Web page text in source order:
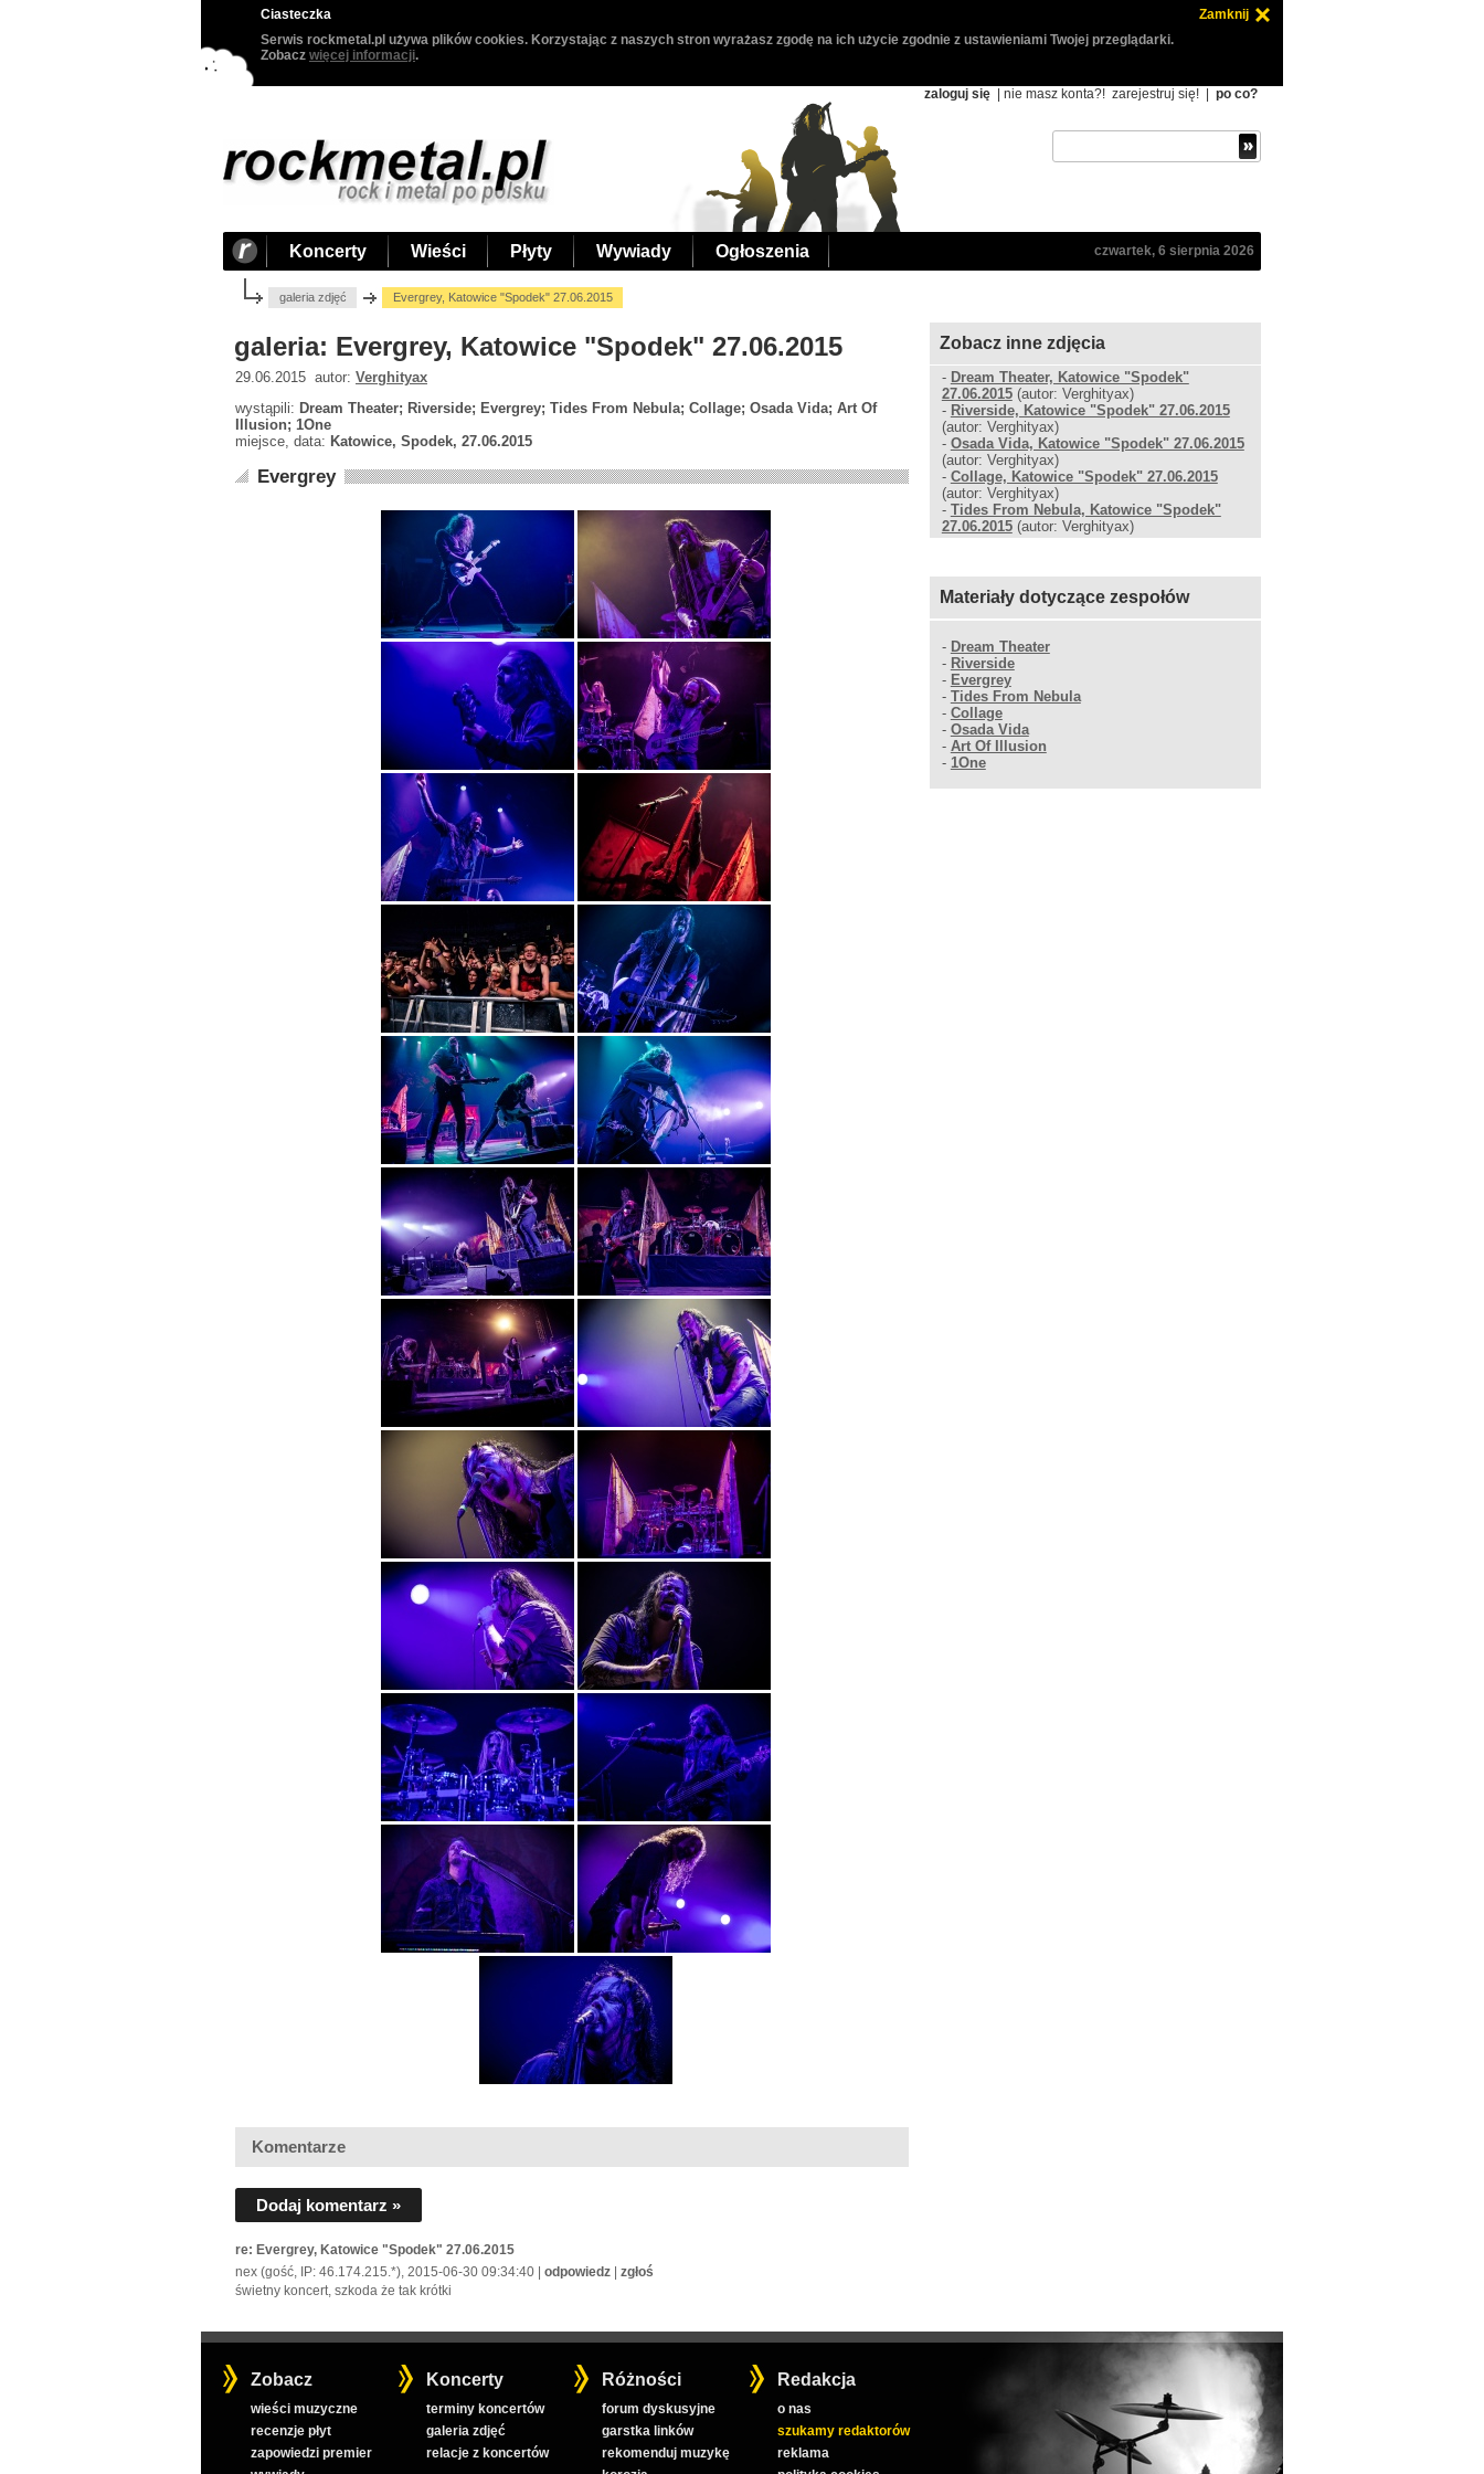
Ciasteczka
Zamknij
Serwis rockmetal.pl używa plików cookies. Korzystając z naszych stron wyrażasz zgodę na ich użycie zgodnie z ustawieniami Twojej przeglądarki.
Zobacz więcej informacji.
zaloguj się | nie masz konta?! zarejestruj się! po co?
Koncerty Wieści Płyty Wywiady Ogłoszenia czwartek, 6 sierpnia 2026
galeria zdjęć Evergrey, Katowice "Spodek" 27.06.2015
galeria: Evergrey, Katowice "Spodek" 27.06.2015
29.06.2015 autor: Verghityax
wystąpili: Dream Theater; Riverside; Evergrey; Tides From Nebula; Collage; Osada Vida; Art Of
Illusion; 1One
miejsce, data: Katowice, Spodek, 27.06.2015
Evergrey
Komentarze
Dodaj komentarz »
re: Evergrey, Katowice "Spodek" 27.06.2015
nex (gość, IP: 46.174.215.*), 2015-06-30 09:34:40 | odpowiedz
zgłoś
świetny koncert, szkoda że tak krótki
Zobacz inne zdjęcia
- Dream Theater, Katowice "Spodek"
27.06.2015(autor: Verghityax)
- Riverside, Katowice "Spodek" 27.06.2015
(autor: Verghityax)
- Osada Vida, Katowice "Spodek" 27.06.2015
(autor: Verghityax)
- Collage, Katowice "Spodek" 27.06.2015
(autor: Verghityax)
- Tides From Nebula, Katowice "Spodek"
27.06.2015(autor: Verghityax)
Materiały dotyczące zespołów
- Dream Theater
- Riverside
- Evergrey
- Tides From Nebula
- Collage
- Osada Vida
- Art Of Illusion
- 1One
Zobacz
wieści muzyczne
recenzje płyt
zapowiedzi premier
Koncerty
terminy koncertów
galeria zdjęć
relacje z koncertów
Różności
forum dyskusyjne
garstka linków
rekomenduj muzykę
Redakcja
o nas
szukamy redaktorów
reklama